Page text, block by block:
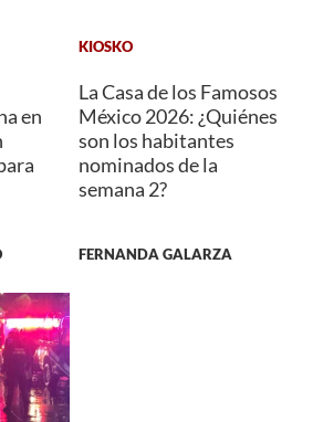
en
KIOSKO
La Casa de los Famosos
México 2026: ¿Quiénes
son los habitantes
nominados de la
semana 2?
FERNANDA GALARZA